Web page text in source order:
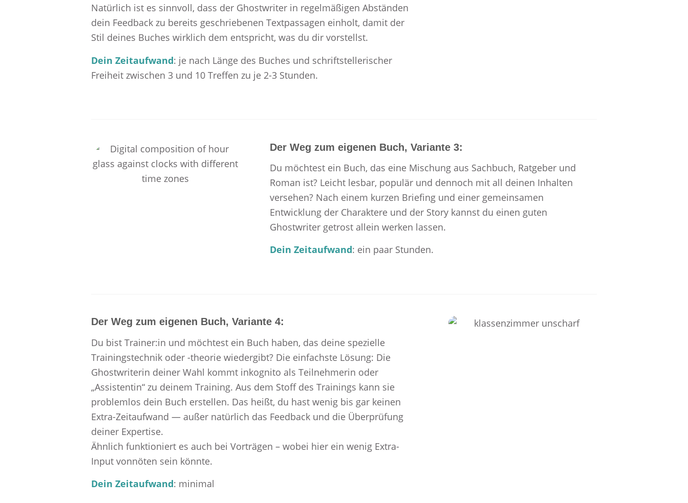
Natürlich ist es sinnvoll, dass der Ghostwriter in regelmäßigen Abständen
dein Feedback zu bereits geschriebenen Textpassagen einholt, damit der
Stil deines Buches wirklich dem entspricht, was du dir vorstellst.
Dein Zeitaufwand: je nach Länge des Buches und schriftstellerischer
Freiheit zwischen 3 und 10 Treffen zu je 2-3 Stunden.
Der Weg zum eigenen Buch, Variante 3:
Du möchtest ein Buch, das eine Mischung aus Sachbuch, Ratgeber und
Roman ist? Leicht lesbar, populär und dennoch mit all deinen Inhalten
versehen? Nach einem kurzen Briefing und einer gemeinsamen
Entwicklung der Charaktere und der Story kannst du einen guten
Ghostwriter getrost allein werken lassen.
Dein Zeitaufwand: ein paar Stunden.
Der Weg zum eigenen Buch, Variante 4:
Du bist Trainer:in und möchtest ein Buch haben, das deine spezielle
Trainingstechnik oder -theorie wiedergibt? Die einfachste Lösung: Die
Ghostwriterin deiner Wahl kommt inkognito als Teilnehmerin oder
„Assistentin“ zu deinem Training. Aus dem Stoff des Trainings kann sie
problemlos dein Buch erstellen. Das heißt, du hast wenig bis gar keinen
Extra-Zeitaufwand — außer natürlich das Feedback und die Überprüfung
deiner Expertise.
Ähnlich funktioniert es auch bei Vorträgen – wobei hier ein wenig Extra-
Input vonnöten sein könnte.
Dein Zeitaufwand: minimal